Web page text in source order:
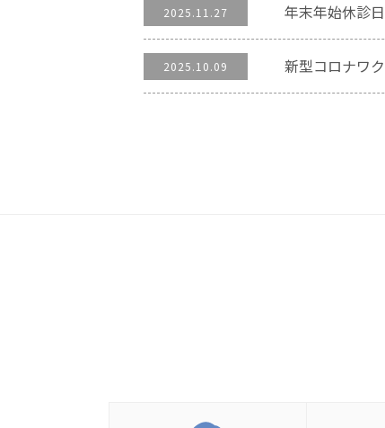
2025.11.27 年末年始休診
2025.10.09 新型コロナワ